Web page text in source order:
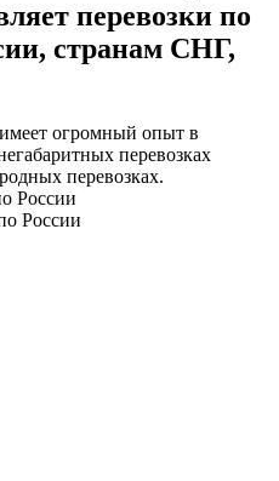
перевозки по
странам СНГ,
огромный опыт в
перевозках
перевозках.